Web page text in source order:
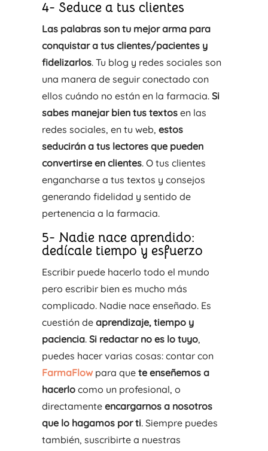
4- Seduce a tus clientes
Las palabras son tu mejor arma para
conquistar a tus clientes/pacientes y
fidelizarlos. Tu blog y redes sociales son
una manera de seguir conectado con
ellos cuándo no están en la farmacia. Si
sabes manejar bien tus textosen las
redes sociales, en tu web, estos
seducirán a tus lectores que pueden
convertirse en clientes. O tus clientes
engancharse a tus textos y consejos
generando fidelidad y sentido de
pertenencia a la farmacia.
5- Nadie nace aprendido:
dedícale tiempo y esfuerzo
Escribir puede hacerlo todo el mundo
pero escribir bien es mucho más
complicado. Nadie nace enseñado. Es
cuestión de aprendizaje, tiempo y
paciencia. Si redactar no es lo tuyo,
puedes hacer varias cosas: contar con
FarmaFlowpara quete enseñemos a
hacerlocomo un profesional, o
directamente encargarnos a nosotros
que lo hagamos por ti. Siempre puedes
también, suscribirte a nuestras